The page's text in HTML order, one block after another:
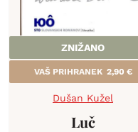
ZNIŽANO
VAŠ PRIHRANEK 2,90 €
Dušan Kužel
Luč